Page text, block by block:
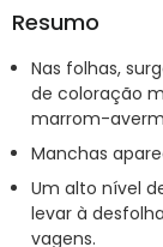
Resumo
Nas folhas,
de coloração
marrom-
Manchas
Um alto nível
levar à
vagens.